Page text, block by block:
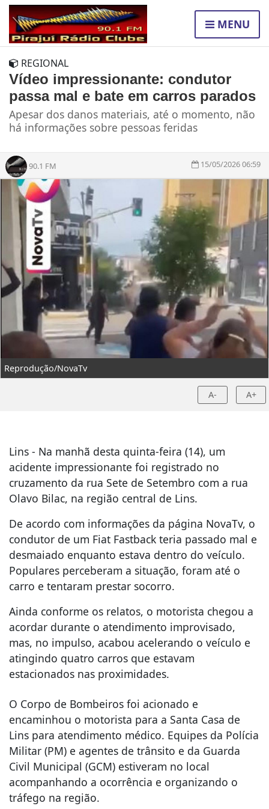
MENU
REGIONAL
Vídeo impressionante: condutor
passa mal e bate em carros parados
Apesar dos danos materiais, até o momento, não
há informações sobre pessoas feridas
90.1 FM 15/05/2026 06:59
Reprodução/NovaTv
A- A+
Lins - Na manhã desta quinta-feira (14), um
acidente impressionante foi registrado no
cruzamento da rua Sete de Setembro com a rua
Olavo Bilac, na região central de Lins.
De acordo com informações da página NovaTv, o
condutor de um Fiat Fastback teria passado mal e
desmaiado enquanto estava dentro do veículo.
Populares perceberam a situação, foram até o
carro e tentaram prestar socorro.
Ainda conforme os relatos, o motorista chegou a
acordar durante o atendimento improvisado,
mas, no impulso, acabou acelerando o veículo e
atingindo quatro carros que estavam
estacionados nas proximidades.
O Corpo de Bombeiros foi acionado e
encaminhou o motorista para a Santa Casa de
Lins para atendimento médico. Equipes da Polícia
Militar (PM) e agentes de trânsito e da Guarda
Civil Municipal (GCM) estiveram no local
acompanhando a ocorrência e organizando o
tráfego na região.